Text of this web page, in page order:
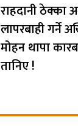
राहदानी ठेक्का
लापरबाही गर्ने
मोहन थापा
तानिए !